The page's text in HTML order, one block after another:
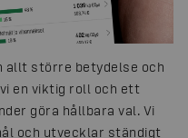
allt större betydelse och
en viktig roll och ett
göra hållbara val. Vi
och utvecklar ständigt